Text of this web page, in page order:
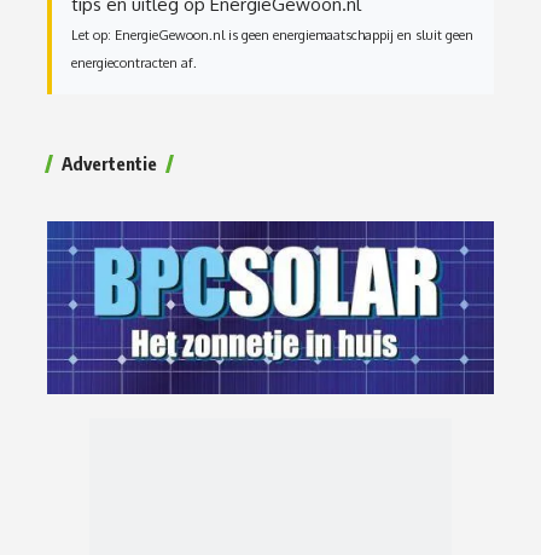
Let op: EnergieGewoon.nl is geen energiemaatschappij en sluit geen
energiecontracten af.
Advertentie